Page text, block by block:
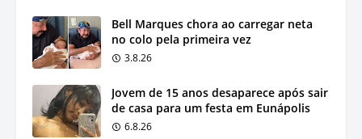
Bell Marques chora ao carregar neta
no colo pela primeira vez
3.8.26
Jovem de 15 anos desaparece após sair
de casa para um festa em Eunápolis
6.8.26